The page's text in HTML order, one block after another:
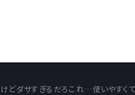
けどダサすぎるだろこれ…使いやすく